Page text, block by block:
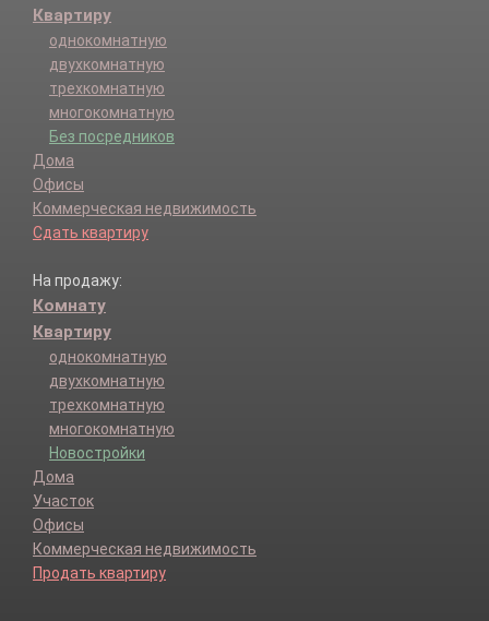
Квартиру
однокомнатную
двухкомнатную
трехкомнатную
многокомнатную
Без посредников
Дома
Офисы
Коммерческая недвижимость
Сдать квартиру
На продажу:
Комнату
Квартиру
однокомнатную
двухкомнатную
трехкомнатную
многокомнатную
Новостройки
Дома
Участок
Офисы
Коммерческая недвижимость
Продать квартиру